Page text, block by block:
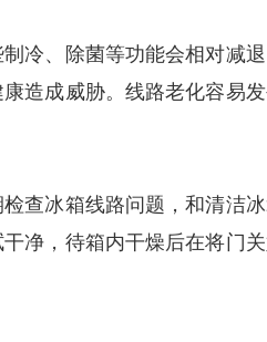
、除菌等功能会相对减退
造成威胁。线路老化容易
冰箱线路问题，和清洁冰
净，待箱内干燥后在将门